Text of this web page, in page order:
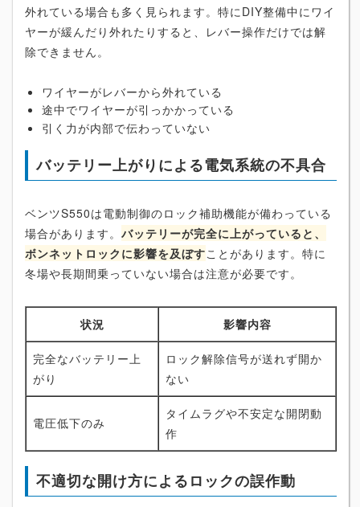
外れている場合も多く見られます。特にDIY整備中にワイ
ヤーが緩んだり外れたりすると、レバー操作だけでは解
除できません。
ワイヤーがレバーから外れている
途中でワイヤーが引っかかっている
引く力が内部で伝わっていない
バッテリー上がりによる電気系統の不具合
ベンツS550は電動制御のロック補助機能が備わっている
場合があります。 バッテリーが完全に上がっていると、
ボンネットロックに影響を及ぼすことがあります。特に
冬場や長期間乗っていない場合は注意が必要です。
状況 影響内容
完全なバッテリー上
がり
ロック解除信号が送れず開か
ない
電圧低下のみ
タイムラグや不安定な開閉動
作
不適切な開け方によるロックの誤作動